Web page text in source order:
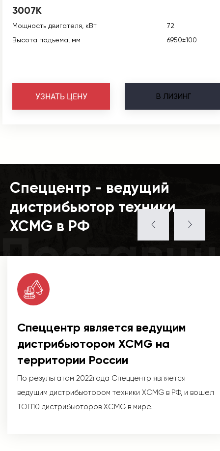
3007K
Мощность двигателя, кВт
72
Высота подъема, мм
6950±100
В ЛИЗИНГ
УЗНАТЬ ЦЕНУ
Спеццентр - ведущий
дистрибьютор техники
XCMG в РФ
Спеццентр является ведущим
дистрибьютором XCMG на
территории России
По результатам 2022года Спеццентр является
ведущим дистрибьютором техники XCMG в РФ, и вошел
ТОП10 дистрибьюторов XCMG в мире.